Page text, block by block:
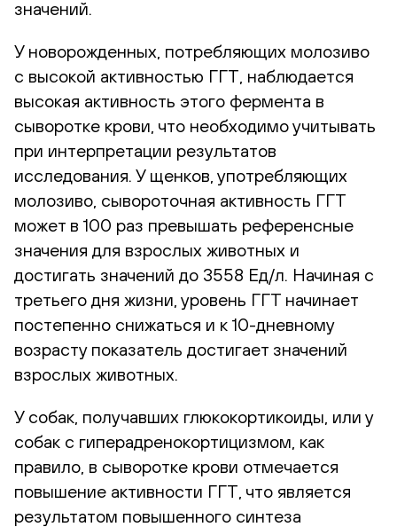
значений.
У новорожденных, потребляющих молозиво
с высокой активностью ГГТ, наблюдается
высокая активность этого фермента в
сыворотке крови, что необходимо учитывать
при интерпретации результатов
исследования. У щенков, употребляющих
молозиво, сывороточная активность ГГТ
может в 100 раз превышать референсные
значения для взрослых животных и
достигать значений до 3558 Ед/л. Начиная с
третьего дня жизни, уровень ГГТ начинает
постепенно снижаться и к 10-дневному
возрасту показатель достигает значений
взрослых животных.
У собак, получавших глюкокортикоиды, или у
собак с гиперадренокортицизмом, как
правило, в сыворотке крови отмечается
повышение активности ГГТ, что является
результатом повышенного синтеза